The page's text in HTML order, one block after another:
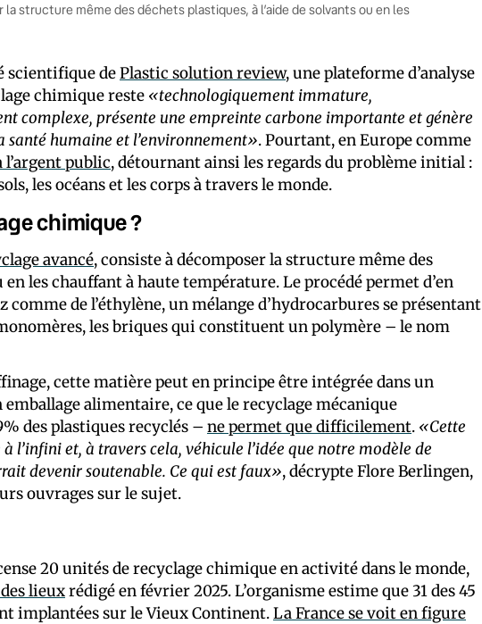
structure même des déchets plastiques, à l’aide de solvants ou en les
scientifique dePlastic solution review, une plateforme d’analyse
chimique reste «technologiquement immature,
complexe, présente une empreinte carbone importante et génère
santé humaine et l’environnement». Pourtant, en Europe comme
public, détournant ainsi les regards du problème initial :
les océans et les corps à travers le monde.
chimique ?
avancé, consiste à décomposer la structure même des
en les chauffant à haute température. Le procédé permet d’en
comme de l’éthylène, un mélange d’hydrocarbures se présentant
les briques qui constituent un polymère – le nom
cette matière peut en principe être intégrée dans un
alimentaire, ce que le recyclage mécanique
des plastiques recyclés – ne permet que difficilement. «Cette
l’infini et, à travers cela, véhicule l’idée que notre modèle de
devenir soutenable. Ce qui est faux», décrypte Flore Berlingen,
ouvrages sur le sujet.
20 unités de recyclage chimique en activité dans le monde,
lieuxrédigé en février 2025. L’organisme estime que 31 des 45
implantées sur le Vieux Continent.La France se voit en figure